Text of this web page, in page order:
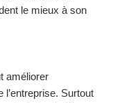
le mieux à son
améliorer
Surtout